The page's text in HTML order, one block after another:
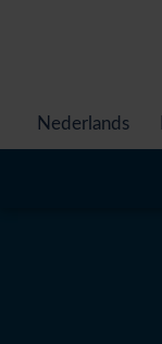
Nederlands